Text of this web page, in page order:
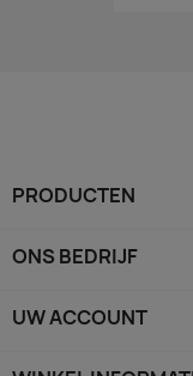
PRODUCTEN
ONS BEDRIJF
UW ACCOUNT